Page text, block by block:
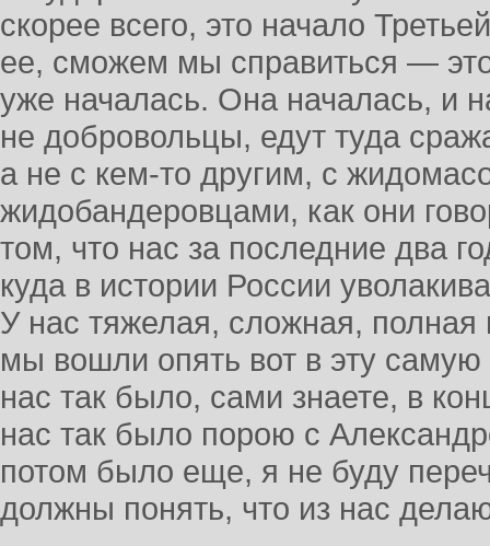
скорее всего, это начало
ее, сможем мы справиться —
уже началась. Она началась, и
не добровольцы, едут туда
а не с кем-то другим, с
жидобандеровцами, как они
том, что нас за последние два
куда в истории России
У нас тяжелая, сложная, полная
мы вошли опять вот в эту
нас так было, сами знаете, в
нас так было порою с
потом было еще, я не буду
должны понять, что из нас